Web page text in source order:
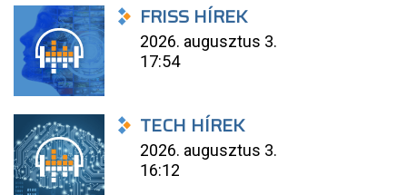
FRISS HÍREK
2026. augusztus 3.
17:54
TECH HÍREK
2026. augusztus 3.
16:12